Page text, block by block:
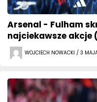
Arsenal - Fulham
najciekawsze akcje
WOJCIECH NOWACKI / 3